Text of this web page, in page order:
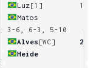
Luz [1]
1
Matos
3-6, 6-3, 5-10
Alves [WC]
2
Heide